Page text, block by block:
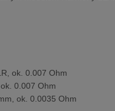
ok. 0.007 Ohm
0.007 Ohm
ok. 0.0035 Ohm